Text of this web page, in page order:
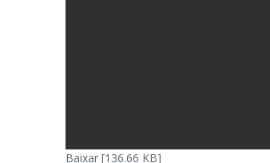
Baixar [136.66 KB]